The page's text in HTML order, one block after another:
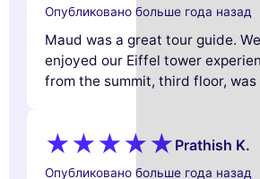
Опубликовано больше года назад
Maud was a great tour guide.
enjoyed our Eiffel tower
from the summit, third floor,
Prathish K.
Опубликовано больше года назад